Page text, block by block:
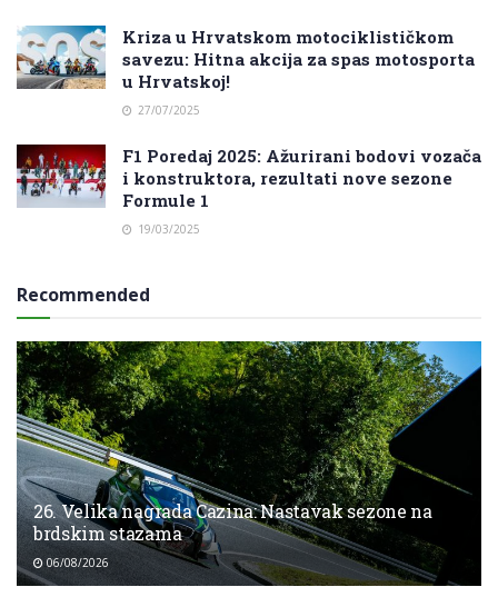
Kriza u Hrvatskom motociklističkom
savezu: Hitna akcija za spas motosporta
u Hrvatskoj!
27/07/2025
F1 Poredaj 2025: Ažurirani bodovi vozača
i konstruktora, rezultati nove sezone
Formule 1
19/03/2025
Recommended
26. Velika nagrada Cazina: Nastavak sezone na
brdskim stazama
06/08/2026